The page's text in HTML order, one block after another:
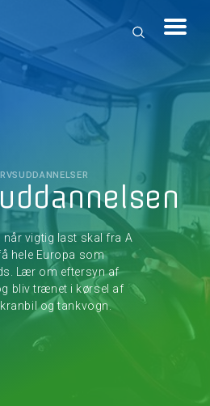
når vigtig last skal fra A
hele Europa som
Lær om eftersyn af
bliv trænet i kørsel af
og tankvogn.